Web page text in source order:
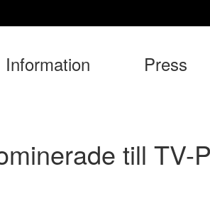
Information Press
till TV-